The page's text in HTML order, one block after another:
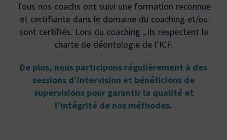
Tous nos coachs ont suivi une formation reconnue
et certifiante dans le domaine du coaching et/ou
sont certifiés. Lors du coaching , ils respectent la
charte de déontologie de l’ICF.
De plus, nous participons régulièrement à des
sessions d’intervision et bénéficions de
supervisions pour garantir la qualité et
l’intégrité de nos méthodes.